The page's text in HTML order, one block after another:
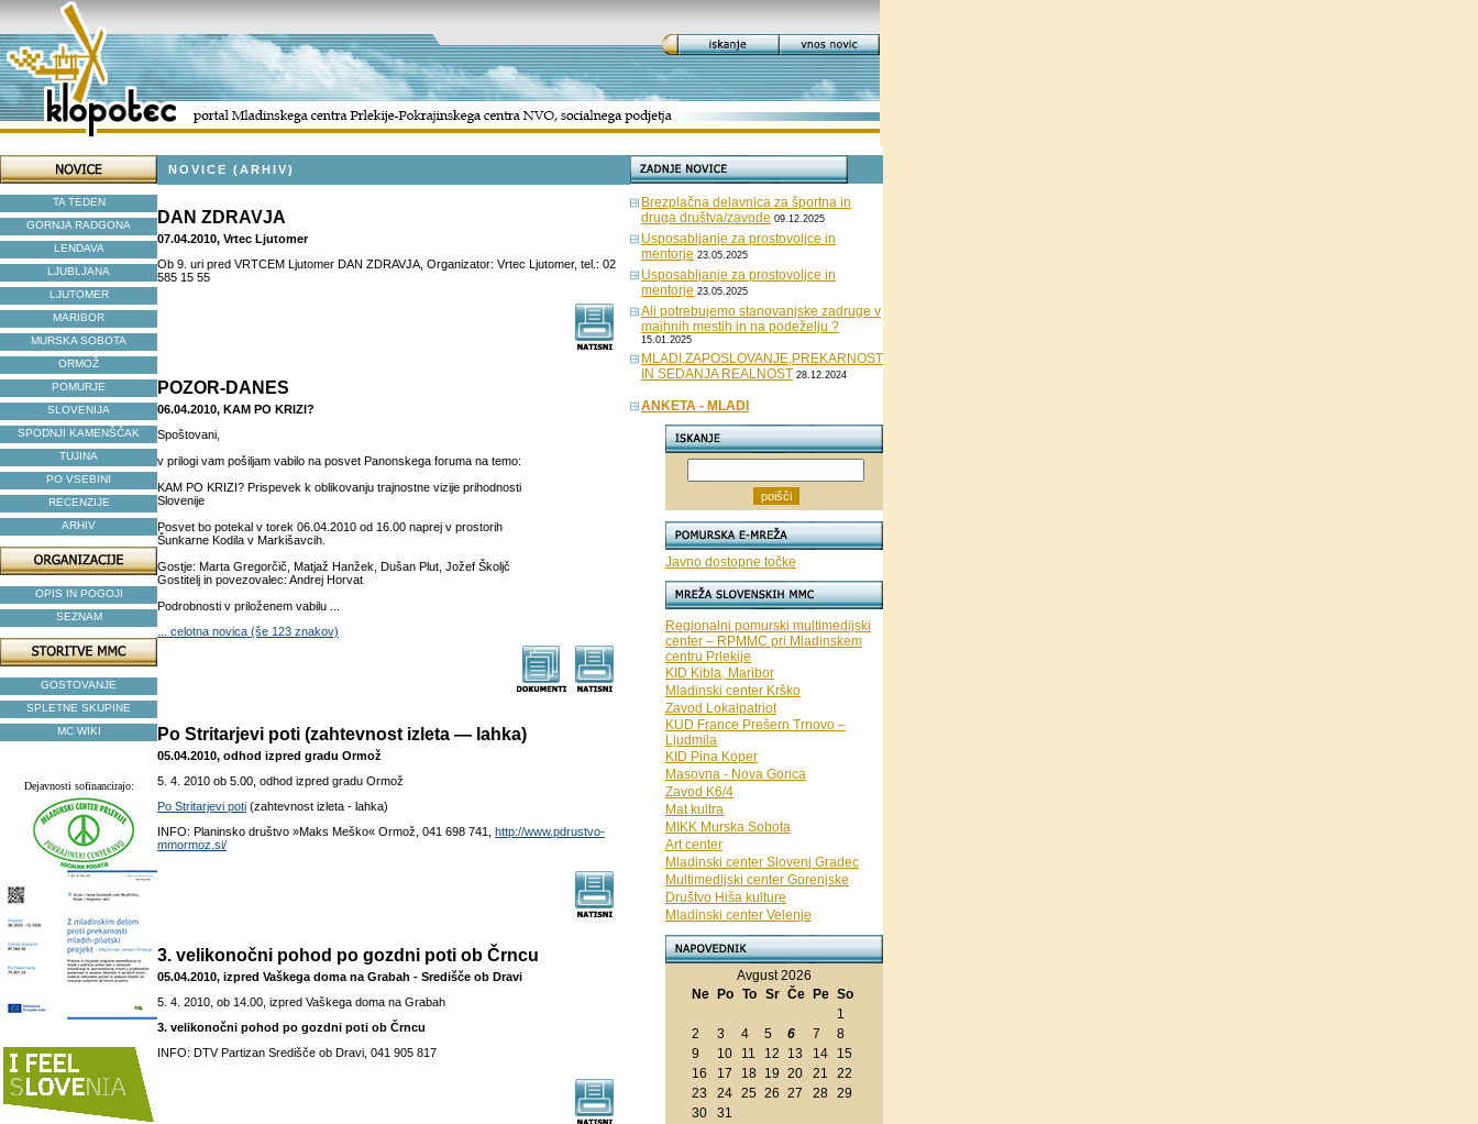
TA TEDEN
GORNJA RADGONA
LENDAVA
LJUBLJANA
LJUTOMER
MARIBOR
MURSKA SOBOTA
ORMOŽ
POMURJE
SLOVENIJA
SPODNJI KAMENŠČAK
TUJINA
PO VSEBINI
RECENZIJE
ARHIV
OPIS IN POGOJI
SEZNAM
GOSTOVANJE
SPLETNE SKUPINE
MC WIKI
Dejavnosti sofinancirajo:
NOVICE (ARHIV)
DAN ZDRAVJA
07.04.2010, Vrtec Ljutomer
Ob 9. uri pred VRTCEM Ljutomer DAN ZDRAVJA, Organizator: Vrtec Ljutomer, tel.: 02
585 15 55
POZOR-DANES
06.04.2010, KAM PO KRIZI?
Spoštovani,
v prilogi vam pošiljam vabilo na posvet Panonskega foruma na temo:
KAM PO KRIZI? Prispevek k oblikovanju trajnostne vizije prihodnosti
Slovenije
Posvet bo potekal v torek 06.04.2010 od 16.00 naprej v prostorih
Šunkarne Kodila v Markišavcih.
Gostje: Marta Gregorčič, Matjaž Hanžek, Dušan Plut, Jožef Školjč
Gostitelj in povezovalec: Andrej Horvat
Podrobnosti v priloženem vabilu ...
... celotna novica (še 123 znakov)
Po Stritarjevi poti (zahtevnost izleta — lahka)
05.04.2010, odhod izpred gradu Ormož
5. 4. 2010 ob 5.00, odhod izpred gradu Ormož
Po Stritarjevi poti (zahtevnost izleta - lahka)
INFO: Planinsko društvo »Maks Meško« Ormož, 041 698 741, http://www.pdrustvo-
mmormoz.si/
3. velikonočni pohod po gozdni poti ob Črncu
05.04.2010, izpred Vaškega doma na Grabah - Središče ob Dravi
5. 4. 2010, ob 14.00, izpred Vaškega doma na Grabah
3. velikonočni pohod po gozdni poti ob Črncu
INFO: DTV Partizan Središče ob Dravi, 041 905 817
Brezplačna delavnica za športna in
druga društva/zavode 09.12.2025
Usposabljanje za prostovoljce in
mentorje 23.05.2025
Usposabljanje za prostovoljce in
mentorje 23.05.2025
Ali potrebujemo stanovanjske zadruge v
majhnih mestih in na podeželju ?
15.01.2025
MLADI,ZAPOSLOVANJE,PREKARNOST
IN SEDANJA REALNOST 28.12.2024
ANKETA - MLADI
Javno dostopne točke
Regionalni pomurski multimedijski
center – RPMMC pri Mladinskem
centru Prlekije
KID Kibla, Maribor
Mladinski center Krško
Zavod Lokalpatriot
KUD France Prešern Trnovo –
Ljudmila
KID Pina Koper
Masovna - Nova Gorica
Zavod K6/4
Mat kultra
MIKK Murska Sobota
Art center
Mladinski center Slovenj Gradec
Multimedijski center Gorenjske
Društvo Hiša kulture
Mladinski center Velenje
Avgust 2026
Ne
Po To Sr Če Pe So
1
2
3 4 5 6 7
8
9
10 11 12 13 14
15
16
17 18 19 20 21
22
23
24 25 26 27 28 29
30
31